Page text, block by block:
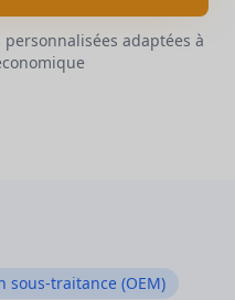
adaptées à
sous-traitance (OEM)